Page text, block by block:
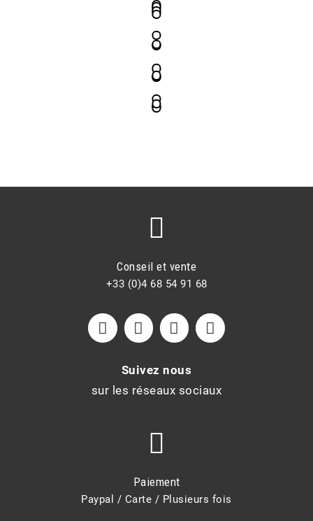
Conseil et vente
+33 (0)4 68 54 91 68
Suivez nous
sur les réseaux sociaux
Paiement
Paypal / Carte / Plusieurs fois